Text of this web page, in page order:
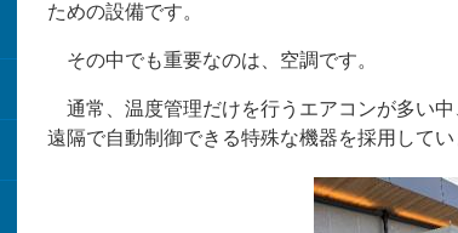
ための設備です。
その中でも重要なのは、空調です。
通常、温度管理だけを行うエアコンが多い
遠隔で自動制御できる特殊な機器を採用してい